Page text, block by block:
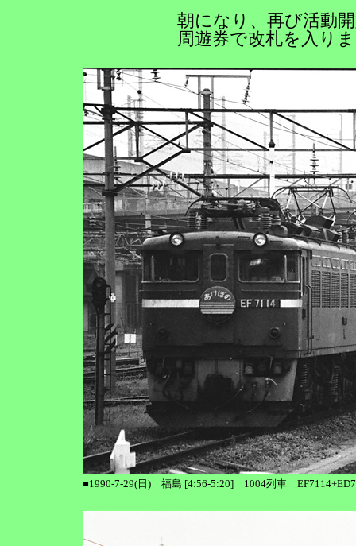
朝になり、再び活動
周遊券で改札を入り
■1990-7-29(日) 福島 [4:56-5:20] 1004列車